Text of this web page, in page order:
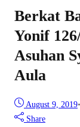
Berkat
Yonif
Asuhan
Aula
August 9, 2019•
Share